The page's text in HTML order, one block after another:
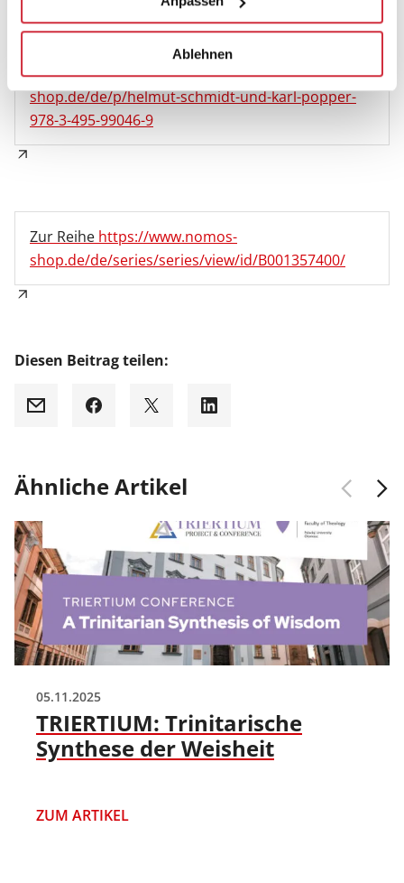
Ablehnen
Zum Nomos Shophttps://www.nomos-
shop.de/de/p/helmut-schmidt-und-karl-popper-
978-3-495-99046-9
Zur Reihe https://www.nomos-
shop.de/de/series/series/view/id/B001357400/
Diesen Beitrag teilen:
Mail Facebook
X LinkedIn
Ähnliche Artikel
05.11.2025
TRIERTIUM: Trinitarische
Synthese der Weisheit
ZUM ARTIKEL